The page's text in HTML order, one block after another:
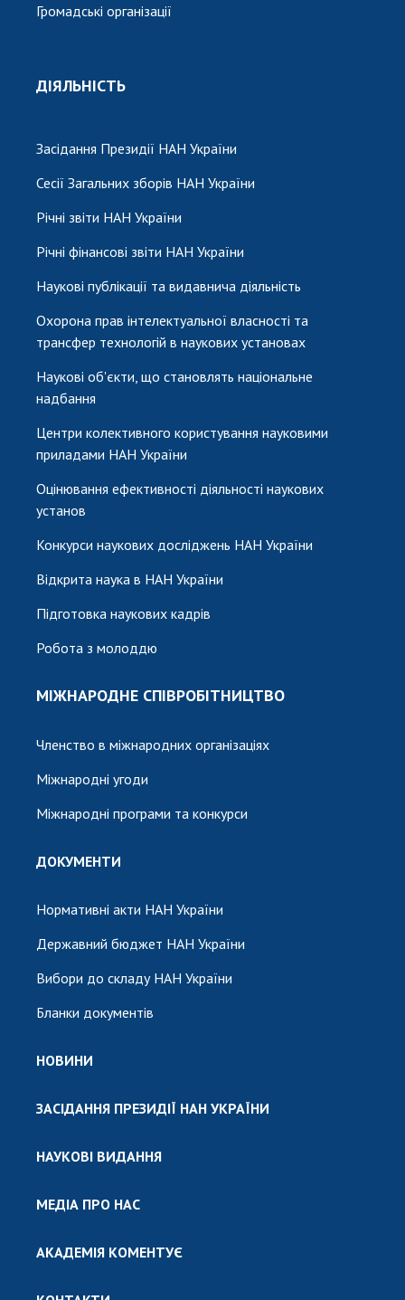
Громадські організації
ДІЯЛЬНІСТЬ
Засідання Президії НАН України
Сесії Загальних зборів НАН України
Річні звіти НАН України
Річні фінансові звіти НАН України
Наукові публікації та видавнича діяльність
Охорона прав інтелектуальної власності та
трансфер технологій в наукових установах
Наукові об'єкти, що становлять національне
надбання
Центри колективного користування науковими
приладами НАН України
Оцінювання ефективності діяльності наукових
установ
Конкурси наукових досліджень НАН України
Відкрита наука в НАН України
Підготовка наукових кадрів
Робота з молоддю
МІЖНАРОДНЕ СПІВРОБІТНИЦТВО
Членство в міжнародних організаціях
Міжнародні угоди
Міжнародні програми та конкурси
ДОКУМЕНТИ
Нормативні акти НАН України
Державний бюджет НАН України
Вибори до складу НАН України
Бланки документів
НОВИНИ
ЗАСІДАННЯ ПРЕЗИДІЇ НАН УКРАЇНИ
НАУКОВІ ВИДАННЯ
МЕДІА ПРО НАС
АКАДЕМІЯ КОМЕНТУЄ